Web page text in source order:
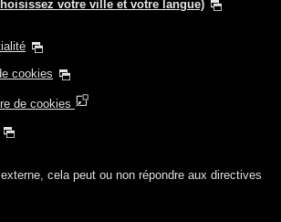
votre ville et votre langue)
cookies
de cookies
cela peut ou non répondre aux directives